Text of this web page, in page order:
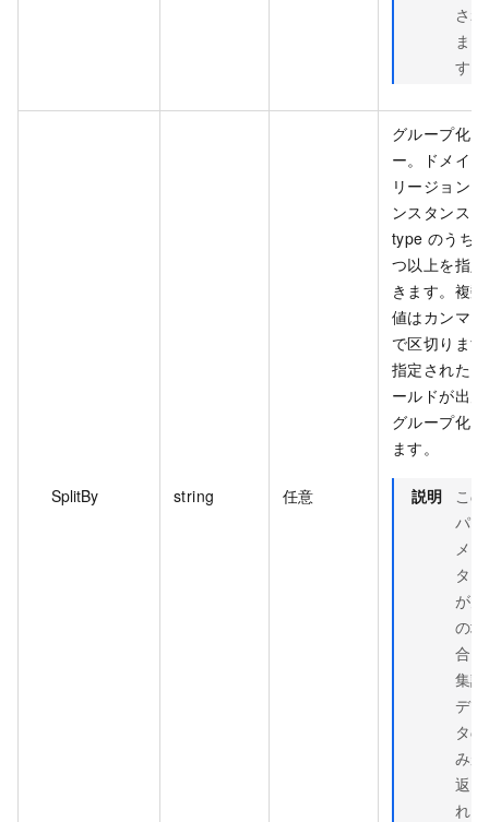
され
ま
す。
SplitBy string 任意
グループ化キ
ー。ドメイ
リージョン
ンスタンス、
type のうち 1
つ以上を指
きます。複
値はカンマ
で区切りま
指定された
ールドが出
グループ化
ます。
説明
この
パラ
メー
ター
が空
の場
合、
集計
デー
タの
みが
返さ
れま